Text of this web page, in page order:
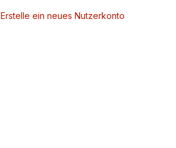
Erstelle ein neues Nutzerkonto